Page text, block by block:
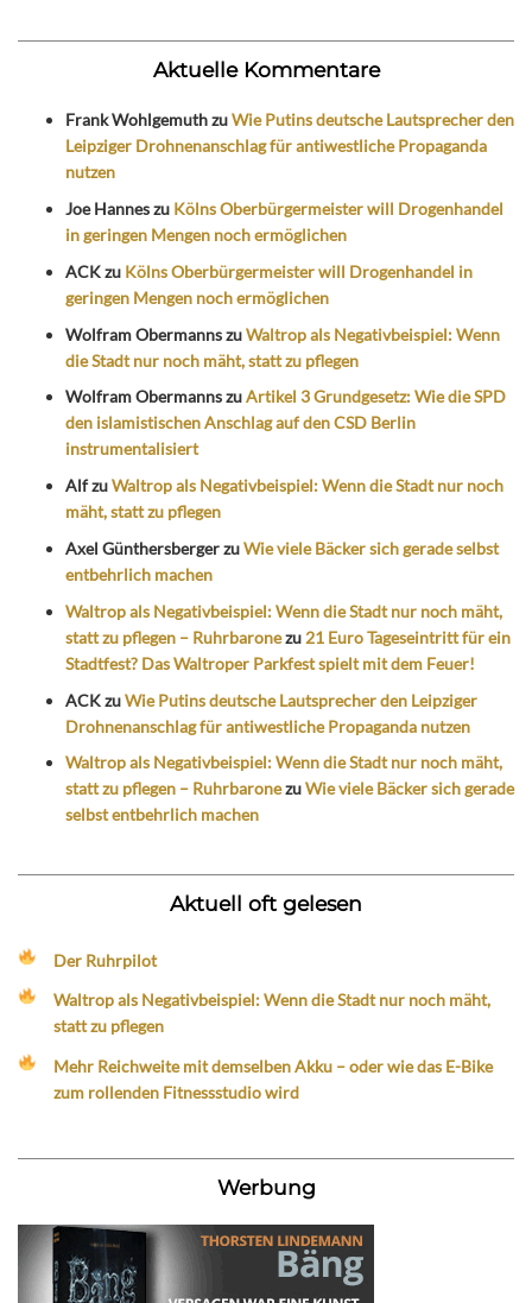
Aktuelle Kommentare
Frank WohlgemuthzuWie Putins deutsche Lautsprecher den
Leipziger Drohnenanschlag für antiwestliche Propaganda
nutzen
Joe Hanneszu Kölns Oberbürgermeister will Drogenhandel
in geringen Mengen noch ermöglichen
ACKzu Kölns Oberbürgermeister will Drogenhandel in
geringen Mengen noch ermöglichen
Wolfram ObermannszuWaltrop als Negativbeispiel: Wenn
die Stadt nur noch mäht, statt zu pflegen
Wolfram ObermannszuArtikel 3 Grundgesetz: Wie die SPD
den islamistischen Anschlag auf den CSD Berlin
instrumentalisiert
AlfzuWaltrop als Negativbeispiel: Wenn die Stadt nur noch
mäht, statt zu pflegen
Axel GünthersbergerzuWie viele Bäcker sich gerade selbst
entbehrlich machen
Waltrop als Negativbeispiel: Wenn die Stadt nur noch mäht,
statt zu pflegen – Ruhrbaronezu 21 Euro Tageseintritt für ein
Stadtfest? Das Waltroper Parkfest spielt mit dem Feuer!
ACKzuWie Putins deutsche Lautsprecher den Leipziger
Drohnenanschlag für antiwestliche Propaganda nutzen
Waltrop als Negativbeispiel: Wenn die Stadt nur noch mäht,
statt zu pflegen – RuhrbaronezuWie viele Bäcker sich gerade
selbst entbehrlich machen
Aktuell oft gelesen
Der Ruhrpilot
Waltrop als Negativbeispiel: Wenn die Stadt nur noch mäht,
statt zu pflegen
Mehr Reichweite mit demselben Akku – oder wie das E-Bike
zum rollenden Fitnessstudio wird
Werbung